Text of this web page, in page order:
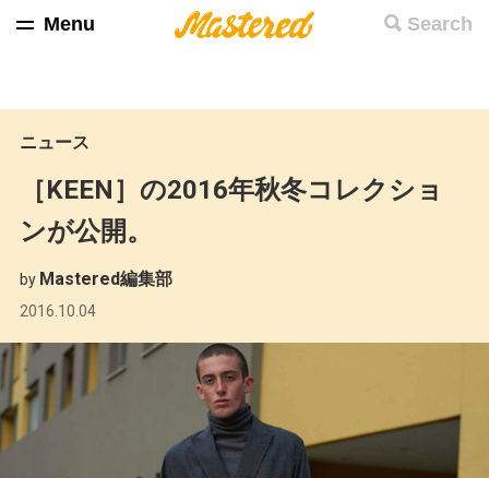
Search
Menu
ニュース
［KEEN］の2016年秋冬コレクショ
ンが公開。
by Mastered編集部
2016.10.04